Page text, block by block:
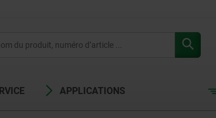
APPLICATIONS